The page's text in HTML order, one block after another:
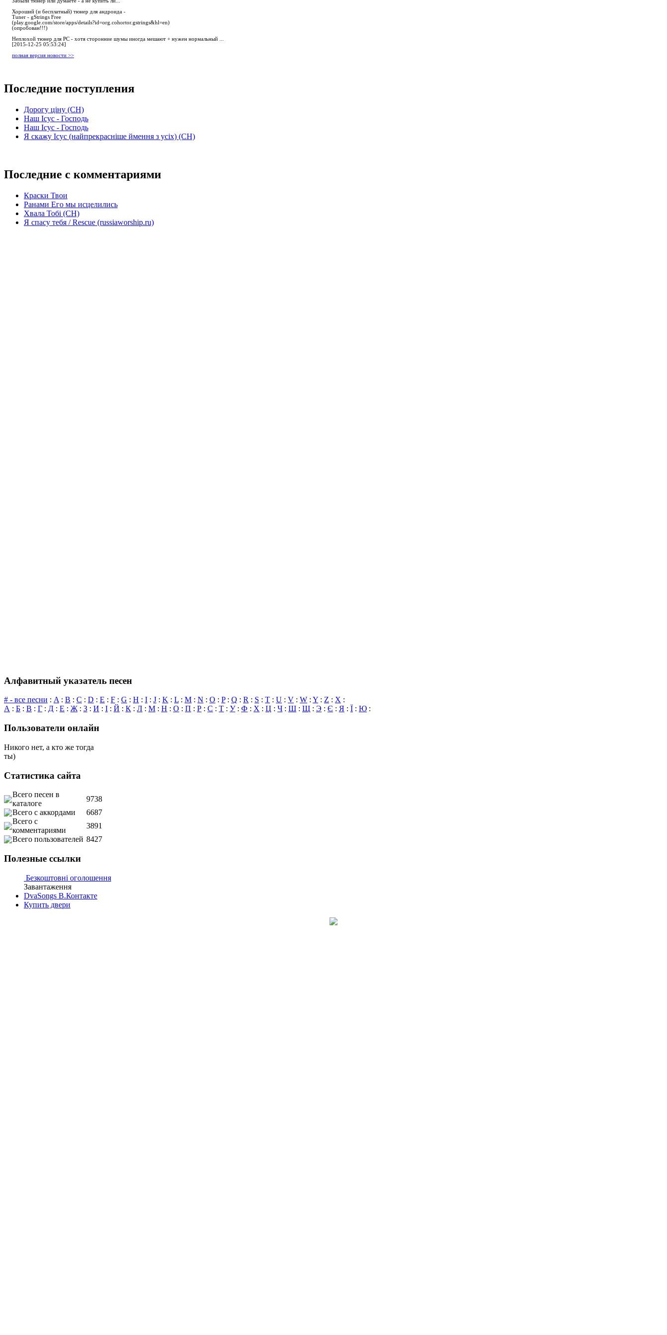
Хороший (и бесплатный) тюнер для андроида -
Tuner - gStrings Free
(play.google.com/store/apps/details?id=org.cohortor.gstrings&hl=en)
(опробован!!!)
Неплохой тюнер для РС - хотя сторонние шумы иногда мешают + нужен нормальный ...
[2015-12-25 05:53:24]
полная версия новости >>
Последние поступления
Дорогу ціну (СН)
Наш Ісус - Господь
Наш Ісус - Господь
Я скажу Ісус (найпрекрасніше ймення з усіх) (СН)
Последние с комментариями
Краски Твои
Ранами Его мы исцелились
Хвала Тобі (СН)
Я спасу тебя / Rescue (russiaworship.ru)
Алфавитный указатель песен
# - все песни : A: B : C : D : E : F : G : H : I : J : K : L : M : N : O : P: Q : R : S : T : U : V : W : Y : Z : X :
А : Б : В : Г : Д : Е : Ж: З : И : І : Й : К : Л : М : Н : О : П : Р : С : Т : У: Ф : Х : Ц : Ч : Ш : Щ : Э : Є : Я : Ї : Ю :
Пользователи онлайн
Никого нет, а кто же тогда
ты)
Статистика сайта
Всего песен в
каталоге
9738
Всего с аккордами
6687
Всего с
комментариями
3891
Всего пользователей 8427
Полезные ссылки
Безкоштовні оголошення
Завантаження
DvaSongs В.Контакте
Купить двери